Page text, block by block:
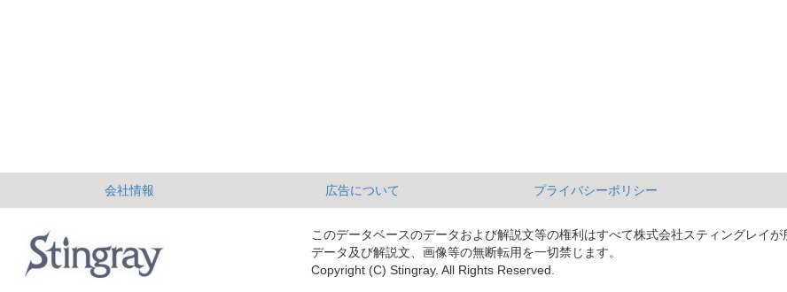
会社情報 広告について プライバシーポリシー
このデータベースのデータおよび解説文等の権利はすべて株式会社スティングレイが
データ及び解説文、画像等の無断転用を一切禁じます。
Copyright (C) Stingray. All Rights Reserved.